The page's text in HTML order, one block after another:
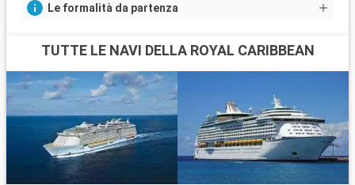
Le formalità da partenza
TUTTE LE NAVI DELLA ROYAL CARIBBEAN